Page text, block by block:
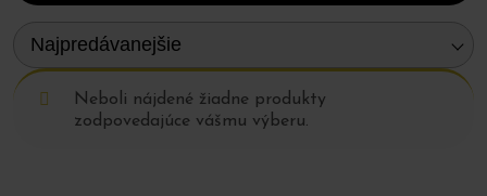
Najpredávanejšie
Neboli nájdené žiadne produkty
zodpovedajúce vášmu výberu.